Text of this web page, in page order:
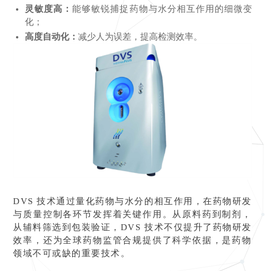
灵敏度高：能够敏锐捕捉药物与水分相互作用的细微变
化；
高度自动化：减少人为误差，提高检测效率。
DVS 技术通过量化药物与水分的相互作用，在药物研发
与质量控制各环节发挥着关键作用。从原料药到制剂，
从辅料筛选到包装验证，DVS 技术不仅提升了药物研发
效率，还为全球药物监管合规提供了科学依据，是药物
领域不可或缺的重要技术。